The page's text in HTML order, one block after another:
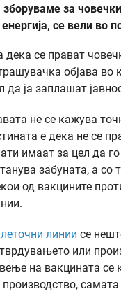
зборуваме за
се вели во
дека се прават
објава во
да ја заплашат
не се кажува
е дека не се
имаат за цел да
забуната, а со
од вакцините
линии се
или
на вакцината се
производство,